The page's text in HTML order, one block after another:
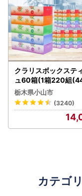
クラリスボックステ
ュ60箱(1箱220組
(5個入り×12セット)
不可地域：離島・沖
【1256759】
栃木県小山市
(3240)
カテゴ